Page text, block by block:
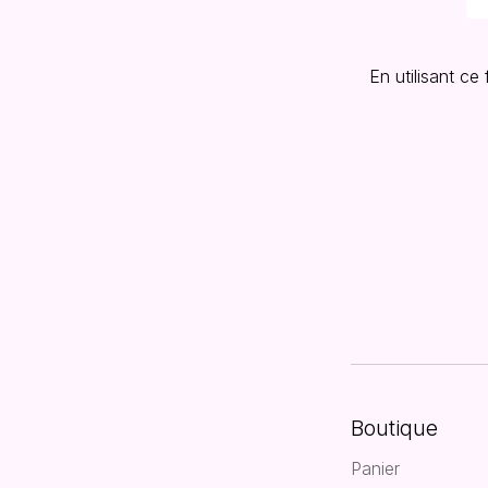
En utilisant ce
Boutique
Panier